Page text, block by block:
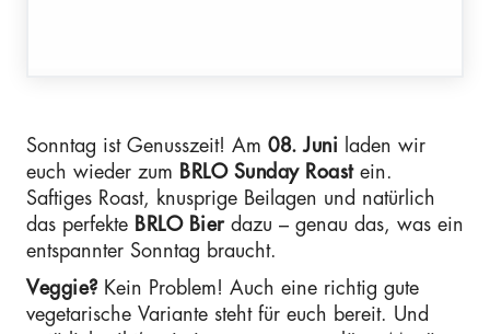
Sonntag ist Genusszeit! Am 08. Juni laden wir
euch wieder zum BRLO Sunday Roastein.
Saftiges Roast, knusprige Beilagen und natürlich
das perfekte BRLO Bierdazu – genau das, was ein
entspannter Sonntag braucht.
Veggie? Kein Problem! Auch eine richtig gute
vegetarische Variante steht für euch bereit. Und